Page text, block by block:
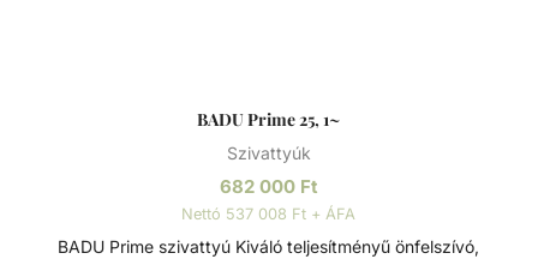
BADU Prime 25, 1~
Szivattyúk
682 000 Ft
Nettó 537 008 Ft + ÁFA
BADU Prime szivattyú Kiváló teljesítményű önfelszívó,